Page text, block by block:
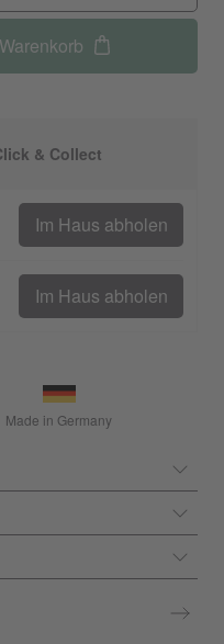
& Collect
Im Haus abholen
Im Haus abholen
Made in Germany